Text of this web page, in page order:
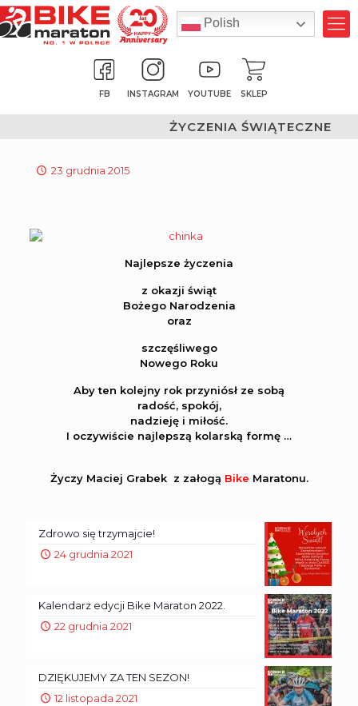
FB INSTAGRAM YOUTUBE SKLEP
Polish
ŻYCZENIA ŚWIĄTECZNE
23 grudnia 2015
Najlepsze życzenia
z okazji świąt
Bożego Narodzenia
oraz
szczęśliwego
Nowego Roku
Aby ten kolejny rok przyniósł ze sobą
radość, spokój,
nadzieję i miłość.
I oczywiście najlepszą kolarską formę …
Życzy Maciej Grabek z załogą Bike Maratonu.
Zdrowo się trzymajcie!
24 grudnia 2021
Kalendarz edycji Bike Maraton 2022.
22 grudnia 2021
DZIĘKUJEMY ZA TEN SEZON!
12 listopada 2021